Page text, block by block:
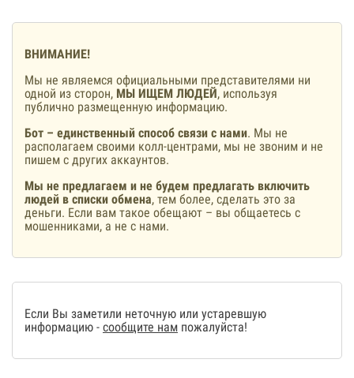
ВНИМАНИЕ!
Мы не являемся официальными представителями ни
одной из сторон, МЫ ИЩЕМ ЛЮДЕЙ, используя
публично размещенную информацию.
Бот – единственный способ связи с нами. Мы не
располагаем своими колл-центрами, мы не звоним и не
пишем с других аккаунтов.
Мы не предлагаем и не будем предлагать включить
людей в списки обмена, тем более, сделать это за
деньги. Если вам такое обещают – вы общаетесь с
мошенниками, а не с нами.
Если Вы заметили неточную или устаревшую
информацию - сообщите нам пожалуйста!